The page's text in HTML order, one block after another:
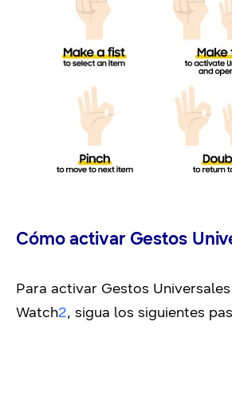
Cómo activar Gestos
Para activar Gestos
Watch2, sigua los siguientes